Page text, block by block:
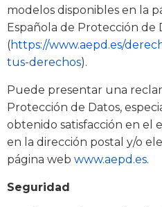
modelos disponibles en la
Española de Protección de
(https://www.aepd.es/
tus-derechos).
Puede presentar una
Protección de Datos,
obtenido satisfacción en el
en la dirección postal y/o
página web www.aepd.es.
Seguridad